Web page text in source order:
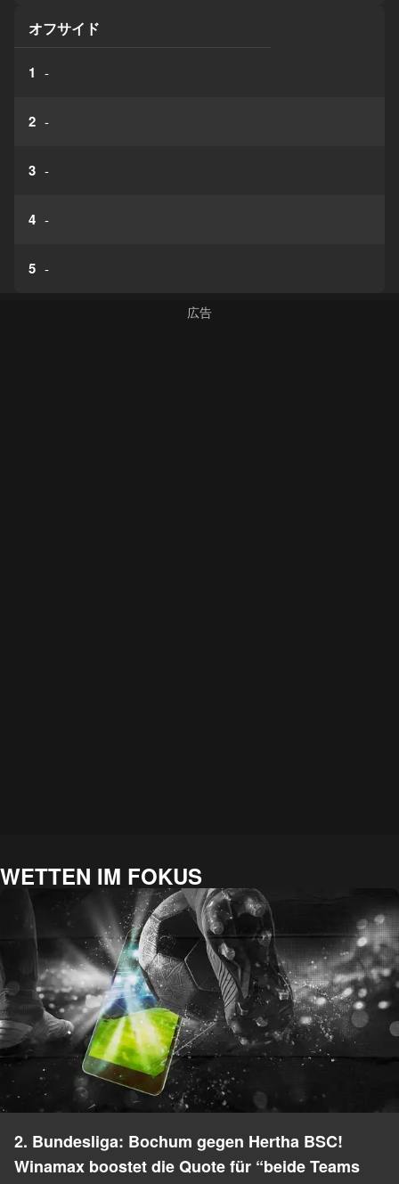
オフサイド
1 -
2 -
3 -
4 -
5 -
WETTEN IM FOKUS
2. Bundesliga: Bochum gegen Hertha BSC!
Winamax boostet die Quote für “beide Teams